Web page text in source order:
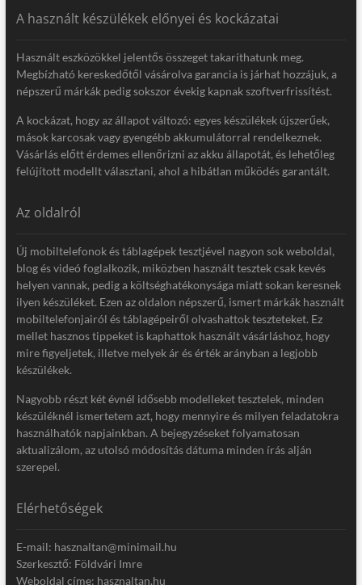
A használt készülékek előnyei és kockázatai
Használt eszközökkel jelentős összeget takaríthatunk meg.
Megbízható kereskedőtől vásárolva garancia is járhat hozzájuk, a
népszerű márkák pedig sokszor évekig kapnak szoftverfrissítést.
A kockázat, hogy az állapot változó: egyes készülékek újszerűek,
mások karcosak vagy gyengébb akkumulátorral rendelkeznek.
Vásárlás előtt érdemes ellenőrizni az akku állapotát, és lehetőleg
felújított modellt választani, ahol a hibátlan működés garantált.
Az oldalról
Új mobiltelefonok és táblagépek tesztjével nagyon sok weboldal,
blog és videó foglalkozik, miközben használt tesztek csak kevés
helyen vannak, pedig a költséghatékonysága miatt sokan keresnek
ilyen készüléket. Ezen az oldalon népszerű, ismert márkák használt
mobiltelefonjairól és táblagépeiről olvashattok teszteteket. Ez
mellet hasznos tippeket is kaphattok használt vásárláshoz, hogy
mire figyeljetek, illetve melyek ár és érték arányban a legjobb
készülékek.
Nagyobb részt két évnél idősebb modelleket tesztelek, minden
készüléknél ismertetem azt, hogy mennyire és milyen feladatokra
használhatók napjainkban. A bejegyzéseket folyamatosan
aktualizálom, az utolsó módosítás dátuma minden írás alján
szerepel.
Elérhetőségek
E-mail: hasznaltan@minimail.hu
Szerkesztő: Földvári Imre
Weboldal címe: hasznaltan.hu